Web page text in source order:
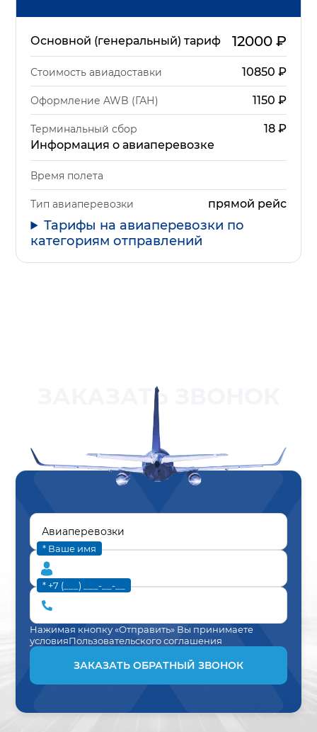
Основной (генеральный) тариф 12000₽
Стоимость авиадоставки 10850 ₽
Оформление AWB (ГАН) 1150 ₽
Терминальный сбор 18₽
Информация о авиаперевозке
Время полета
Тип авиаперевозки прямой рейс
Тарифы на авиаперевозки по
категориям отправлений
ЗАКАЗАТЬ ЗВОНОК
* Ваше имя
* +7 (___) ___-__-__
Нажимая кнопку «Отправить» Вы принимаете
условияПользовательского соглашения
ЗАКАЗАТЬ ОБРАТНЫЙ ЗВОНОК